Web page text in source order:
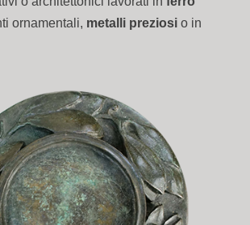
ornamentali, metalli preziosi o in